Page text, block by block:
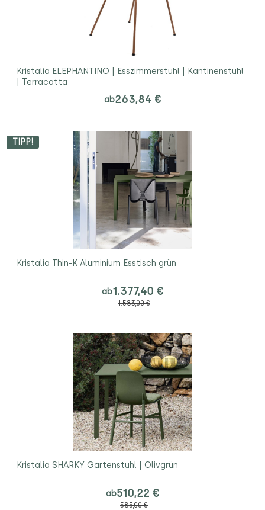
Kristalia ELEPHANTINO | Esszimmerstuhl | Kantinenstuhl
| Terracotta
ab263,84 €
TIPP!
Kristalia Thin-K Aluminium Esstisch grün
ab1.377,40 €
1.583,00 €
Kristalia SHARKY Gartenstuhl | Olivgrün
ab510,22 €
585,00 €